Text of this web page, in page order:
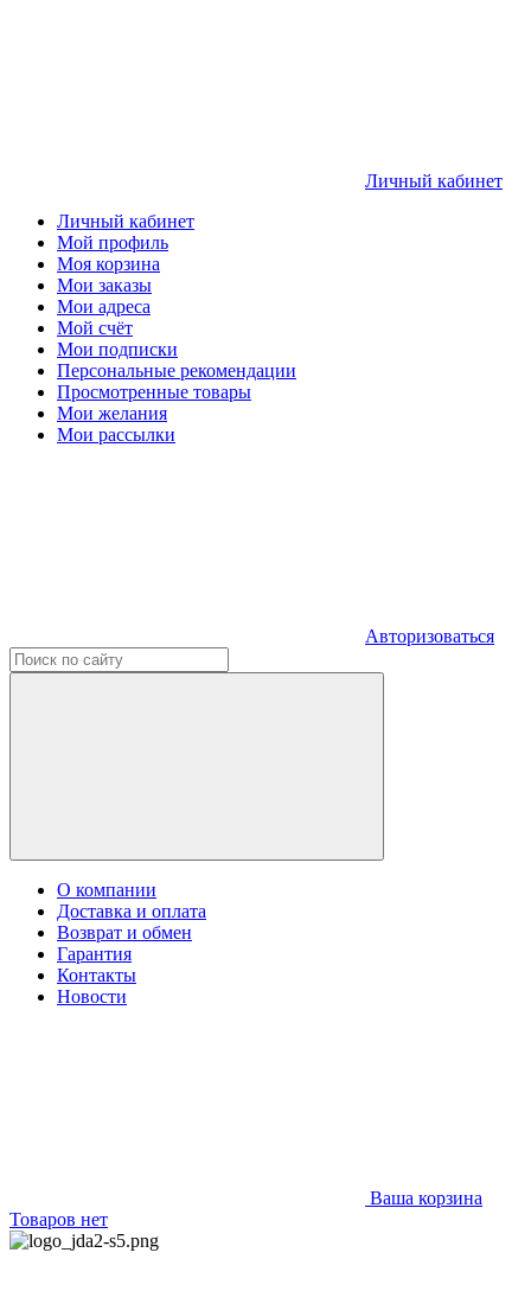
Личный кабинет
Личный кабинет
Мой профиль
Моя корзина
Мои заказы
Мои адреса
Мой счёт
Мои подписки
Персональные рекомендации
Просмотренные товары
Мои желания
Мои рассылки
Авторизоваться
О компании
Доставка и оплата
Возврат и обмен
Гарантия
Контакты
Новости
Ваша корзина
Товаров нет